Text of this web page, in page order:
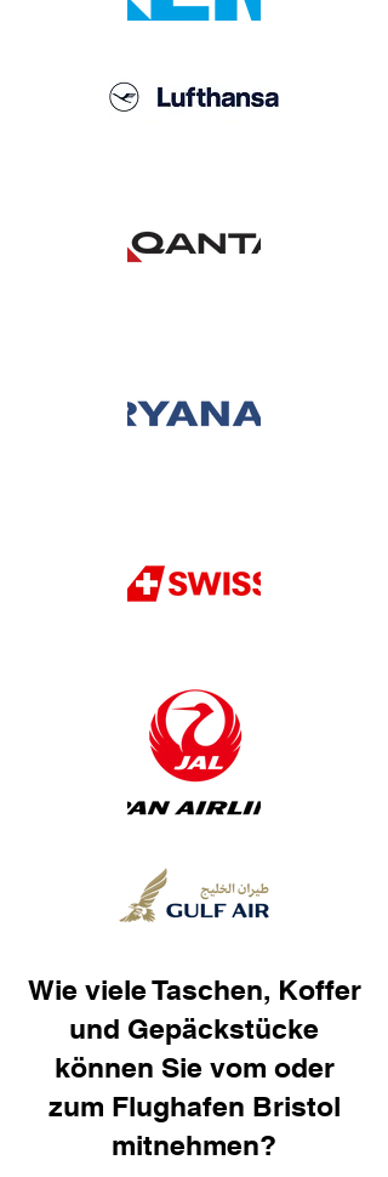
Wie viele Taschen, Koffer
und Gepäckstücke
können Sie vom oder
zum Flughafen Bristol
mitnehmen?